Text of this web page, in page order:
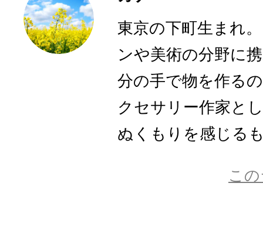
東京の下町生まれ
ンや美術の分野に
分の手で物を作る
クセサリー作家と
ぬくもりを感じる
こ